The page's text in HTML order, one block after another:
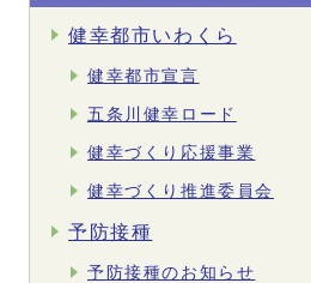
健幸都市いわくら
健幸都市宣言
五条川健幸ロード
健幸づくり応援事業
健幸づくり推進委員会
予防接種
予防接種のお知らせ